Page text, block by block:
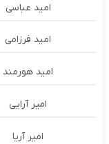
امید عباسی
امید فرزامی
امید هورمند
امیر آرایی
امیر آریا